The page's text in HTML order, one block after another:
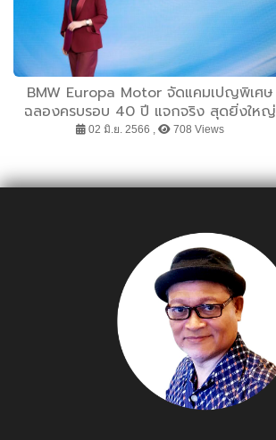
BMW Europa Motor จัดแคมเปญพิเศษ
ฉลองครบรอบ 40 ปี แจกจริง สุดยิ่งใหญ่
ทองคำ 40 บาท มูลค่ากว่า 1.2 ล้าน!!!
02 มิ.ย. 2566 , 708 Views